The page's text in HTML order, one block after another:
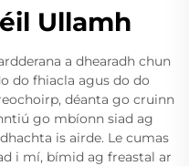
Ullamh
a dhearadh chun
do fhiacla agus do do
déanta go cruinn
go mbíonn siad ag
is airde. Le cumas
i mí, bímid ag freastal ar